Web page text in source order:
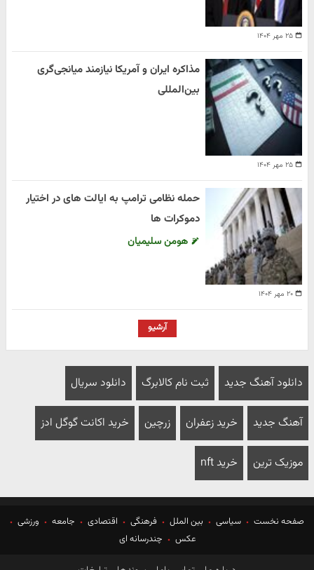
۲۵ مهر ۱۴۰۴
۲۵ مهر ۱۴۰۴
مذاکره ایران و آمریکا نیازمند میانجی‌گری
بین‌المللی
۲۰ مهر ۱۴۰۴
حمله نظامی ترامپ به ایالت های در اختیار
دموکرات ها
هومن سلیمیان
آرشیو
دانلود آهنگ جدید ثبت نام کالابرگ دانلود سریال
آهنگ جدید خرید زعفران زرچین خرید اکانت گوگل ادز
موزیک ترین خرید nft
صفحه نخست سیاسی بین الملل فرهنگی اقتصادی جامعه
ورزشی
عکس
چندرسانه ای